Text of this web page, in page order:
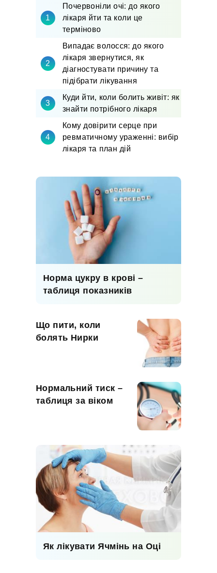
Почервоніли очі: до якого
лікаря йти та коли це
терміново
Випадає волосся: до якого
лікаря звернутися, як
діагностувати причину та
підібрати лікування
Куди йти, коли болить живіт: як
знайти потрібного лікаря
Кому довірити серце при
ревматичному ураженні: вибір
лікаря та план дій
Норма цукру в крові –
таблиця показників
Що пити, коли
болять Нирки
Нормальний тиск –
таблиця за віком
Як лікувати Ячмінь на Оці